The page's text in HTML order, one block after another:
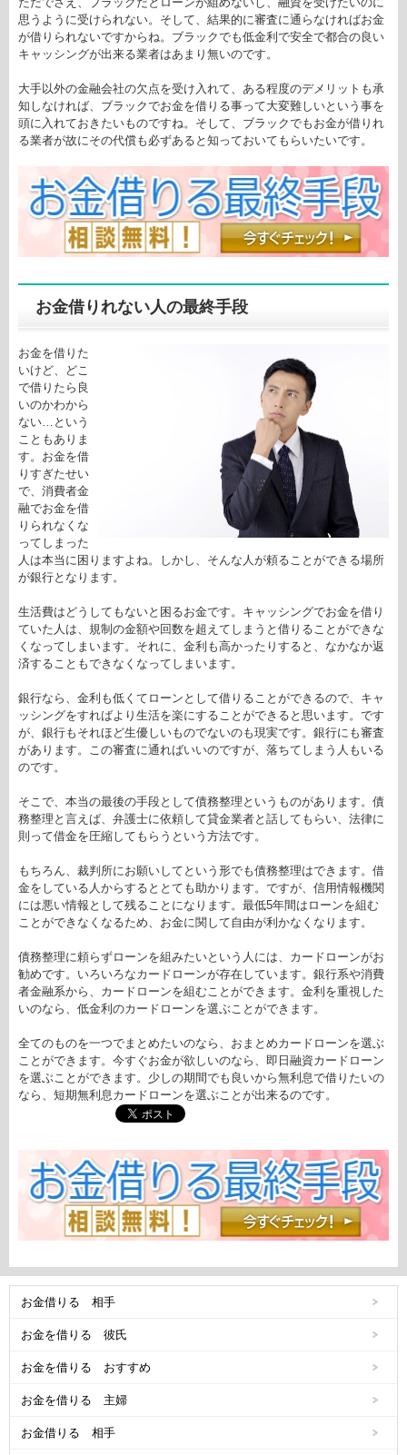
思うように受けられない。そして、結果的に審査に通らなければお金
が借りられないですからね。ブラックでも低金利で安全で都合の良い
キャッシングが出来る業者はあまり無いのです。
大手以外の金融会社の欠点を受け入れて、ある程度のデメリットも承
知しなければ、ブラックでお金を借りる事って大変難しいという事を
頭に入れておきたいものですね。そして、ブラックでもお金が借りれ
る業者が故にその代償も必ずあると知っておいてもらいたいです。
お金借りれない人の最終手段
お金を借りた
いけど、どこ
で借りたら良
いのかわから
ない…という
こともありま
す。お金を借
りすぎたせい
で、消費者金
融でお金を借
りられなくな
ってしまった
人は本当に困りますよね。しかし、そんな人が頼ることができる場所
が銀行となります。
生活費はどうしてもないと困るお金です。キャッシングでお金を借り
ていた人は、規制の金額や回数を超えてしまうと借りることができな
くなってしまいます。それに、金利も高かったりすると、なかなか返
済することもできなくなってしまいます。
銀行なら、金利も低くてローンとして借りることができるので、キャ
ッシングをすればより生活を楽にすることができると思います。です
が、銀行もそれほど生優しいものでないのも現実です。銀行にも審査
があります。この審査に通ればいいのですが、落ちてしまう人もいる
のです。
そこで、本当の最後の手段として債務整理というものがあります。債
務整理と言えば、弁護士に依頼して貸金業者と話してもらい、法律に
則って借金を圧縮してもらうという方法です。
もちろん、裁判所にお願いしてという形でも債務整理はできます。借
金をしている人からするととても助かります。ですが、信用情報機関
には悪い情報として残ることになります。最低5年間はローンを組む
ことができなくなるため、お金に関して自由が利かなくなります。
債務整理に頼らずローンを組みたいという人には、カードローンがお
勧めです。いろいろなカードローンが存在しています。銀行系や消費
者金融系から、カードローンを組むことができます。金利を重視した
いのなら、低金利のカードローンを選ぶことができます。
全てのものを一つでまとめたいのなら、おまとめカードローンを選ぶ
ことができます。今すぐお金が欲しいのなら、即日融資カードローン
を選ぶことができます。少しの期間でも良いから無利息で借りたいの
なら、短期無利息カードローンを選ぶことが出来るのです。
お金借りる 相手
お金を借りる 彼氏
お金を借りる おすすめ
お金を借りる 主婦
お金借りる 相手